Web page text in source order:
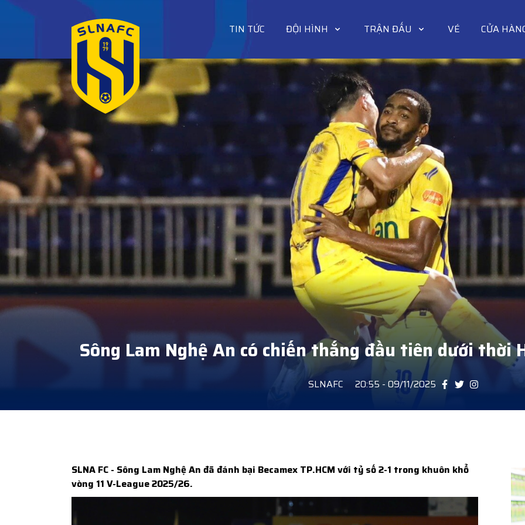
TIN TỨC ĐỘI HÌNH TRẬN ĐẤU VÉ CỬA
Sông Lam Nghệ An có chiến thắng đầu tiên dưới thời
SLNAFC 20:55 - 09/11/2025
SLNA FC - Sông Lam Nghệ An đã đánh bại Becamex TP.HCM với tỷ số 2-1 trong khuôn khổ
vòng 11 V-League 2025/26.